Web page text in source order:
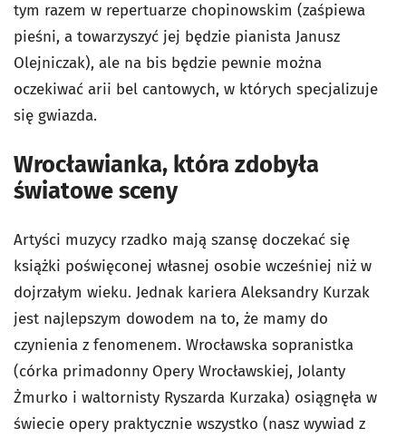
tym razem w repertuarze chopinowskim (zaśpiewa
pieśni, a towarzyszyć jej będzie pianista Janusz
Olejniczak), ale na bis będzie pewnie można
oczekiwać arii bel cantowych, w których specjalizuje
się gwiazda.
Wrocławianka, która zdobyła
światowe sceny
Artyści muzycy rzadko mają szansę doczekać się
książki poświęconej własnej osobie wcześniej niż w
dojrzałym wieku. Jednak kariera Aleksandry Kurzak
jest najlepszym dowodem na to, że mamy do
czynienia z fenomenem. Wrocławska sopranistka
(córka primadonny Opery Wrocławskiej, Jolanty
Żmurko i waltornisty Ryszarda Kurzaka) osiągnęła w
świecie opery praktycznie wszystko (nasz wywiad z